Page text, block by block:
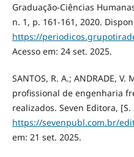
Graduação-Ciências
n. 1, p. 161-161, 2020.
https://
Acesso em: 24 set. 2025.
SANTOS, R. A.; ANDRADE,
profissional de engenharia
realizados. Seven Editora,
https://sevenpubl.com.br/
em: 21 set. 2025.